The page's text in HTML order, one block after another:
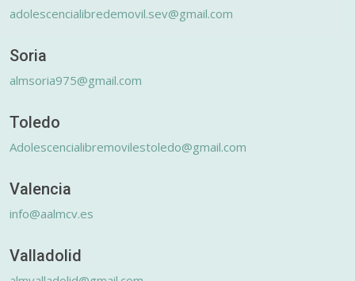
adolescencialibredemovil.sev@gmail.com
Soria
almsoria975@gmail.com
Toledo
Adolescencialibremovilestoledo@gmail.com
Valencia
info@aalmcv.es
Valladolid